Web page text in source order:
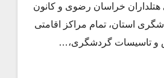
خراسان رضوی و کانون
استان، تمام مراکز اقامتی
تاسیسات گردشگری،…